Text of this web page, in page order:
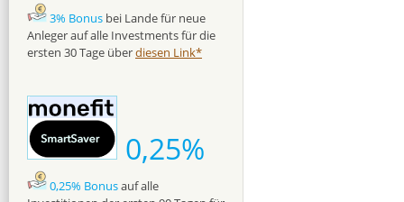
3% Bonus bei Lande für neue
Anleger auf alle Investments für die
ersten 30 Tage überdiesen Link*
0,25%
0,25% Bonusauf alle